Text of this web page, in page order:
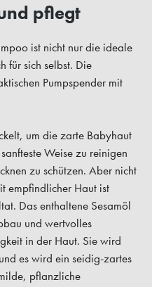
pflegt
ist nicht nur die ideale
für sich selbst. Die
Pumpspender mit
um die zarte Babyhaut
Weise zu reinigen
zu schützen. Aber nicht
empfindlicher Haut ist
Das enthaltene Sesamöl
und wertvolles
in der Haut. Sie wird
es wird ein seidig-zartes
pflanzliche